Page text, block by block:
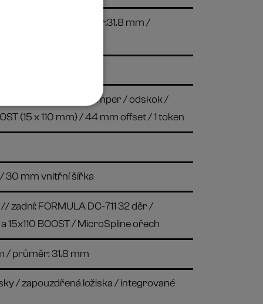
800 mm / průměr:31.8 mm /
/ 160 mm / Fit Grip Damper / odskok /
(15 x 110 mm) / 44 mm offset / 1 token
/ 30 mm vnitřní šířka
zadní: FORMULA DC-711 32 děr /
15x110 BOOST / MicroSpline ořech
/ průměr: 31.8 mm
/ zapouzdřená ložiska / integrované